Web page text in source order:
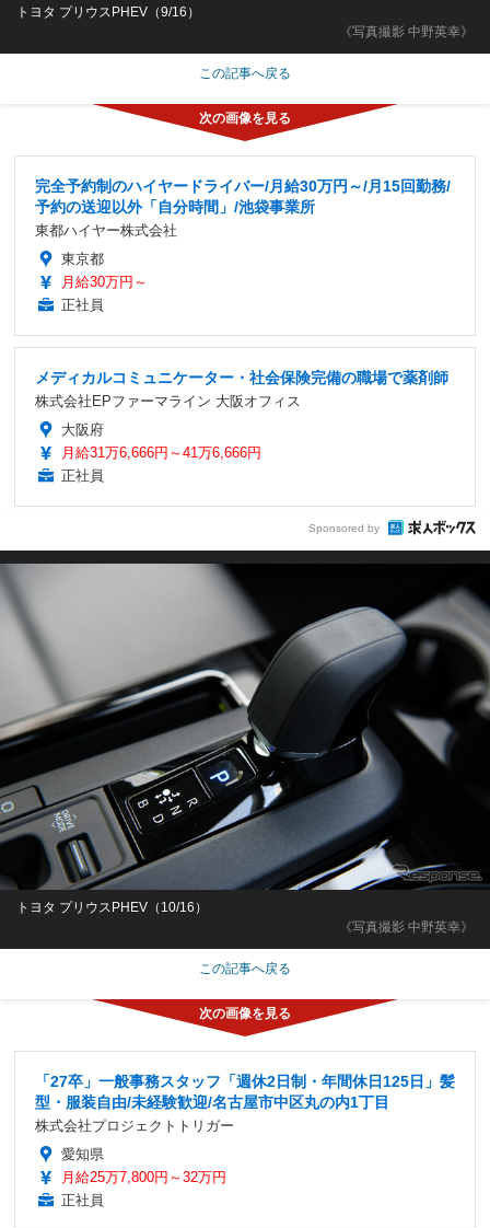
《写真撮影 中野英幸》
トヨタ プリウスPHEV（9/16）
この記事へ戻る
完全予約制のハイヤードライバー/月給30万円～/月15回勤務/
予約の送迎以外「自分時間」/池袋事業所
東都ハイヤー株式会社
東京都
月給30万円～
正社員
メディカルコミュニケーター・社会保険完備の職場で薬剤師
株式会社EPファーマライン 大阪オフィス
大阪府
月給31万6,666円～41万6,666円
正社員
Sponsored by
《写真撮影 中野英幸》
トヨタ プリウスPHEV（10/16）
この記事へ戻る
「27卒」一般事務スタッフ「週休2日制・年間休日125日」髪
型・服装自由/未経験歓迎/名古屋市中区丸の内1丁目
株式会社プロジェクトトリガー
愛知県
月給25万7,800円～32万円
正社員